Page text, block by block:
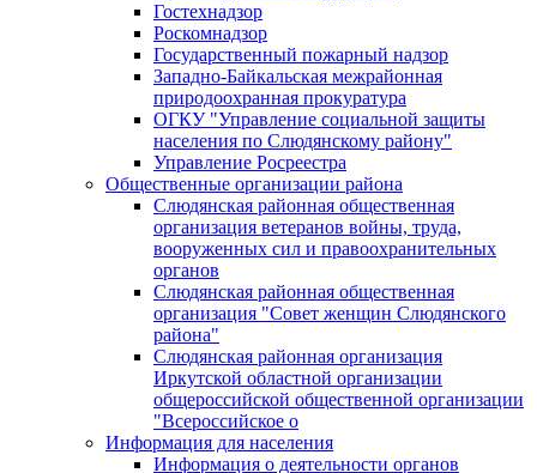
Гостехнадзор
Роскомнадзор
Государственный пожарный надзор
Западно-Байкальская межрайонная
природоохранная прокуратура
ОГКУ "Управление социальной защиты
населения по Слюдянскому району"
Управление Росреестра
Общественные организации района
Слюдянская районная общественная
организация ветеранов войны, труда,
вооруженных сил и правоохранительных
органов
Слюдянская районная общественная
организация "Совет женщин Слюдянского
района"
Слюдянская районная организация
Иркутской областной организации
общероссийской общественной организации
"Всероссийское о
Информация для населения
Информация о деятельности органов